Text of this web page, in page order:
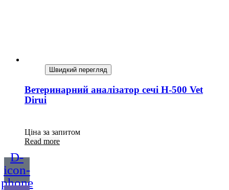
Швидкий перегляд
Ветеринарний аналізатор сечі H-500 Vet
Dirui
Ціна за запитом
Read more
D-
icon-
phone